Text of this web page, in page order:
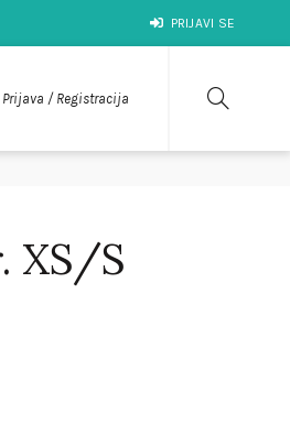
PRIJAVI SE
Prijava / Registracija
XS/S